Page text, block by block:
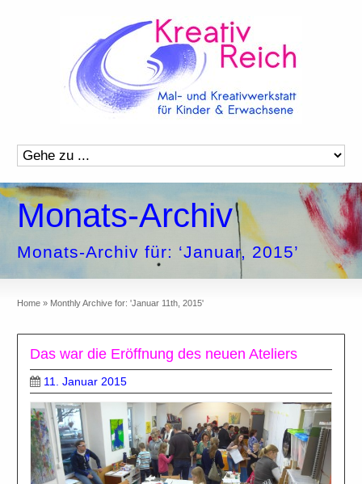
Monats-Archiv
Monats-Archiv für: ‘Januar, 2015’
Home » Monthly Archive for: 'Januar 11th, 2015'
Das war die Eröffnung des neuen Ateliers
11. Januar 2015